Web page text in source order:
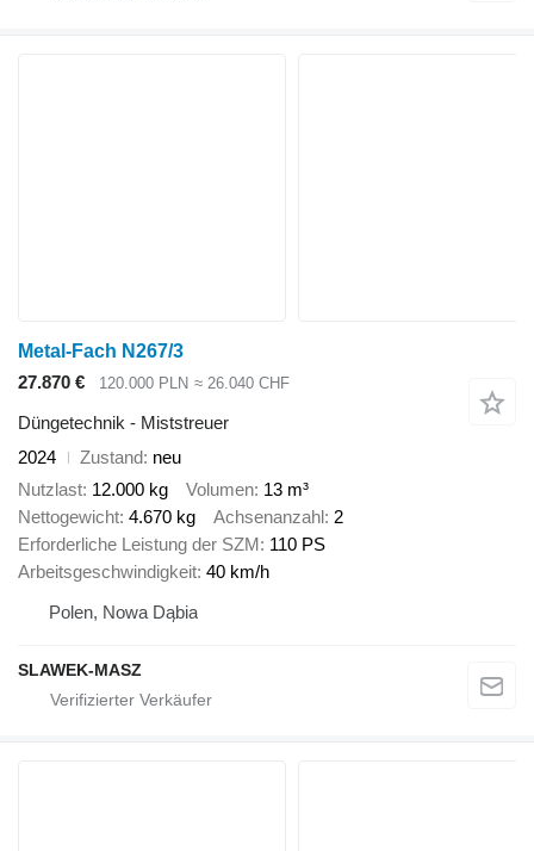
Metal-Fach N267/3
27.870 €
120.000 PLN ≈ 26.040 CHF
Düngetechnik - Miststreuer
2024
Zustand neu
Nutzlast 12.000 kg Volumen 13 m³
Nettogewicht 4.670 kg Achsenanzahl 2
Erforderliche Leistung der SZM 110 PS
Arbeitsgeschwindigkeit 40 km/h
Polen, Nowa Dąbia
SLAWEK-MASZ